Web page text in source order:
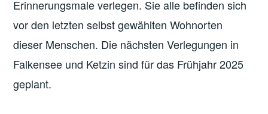
Erinnerungsmale verlegen. Sie alle befinden sich
vor den letzten selbst gewählten Wohnorten
dieser Menschen. Die nächsten Verlegungen in
Falkensee und Ketzin sind für das Frühjahr 2025
geplant.